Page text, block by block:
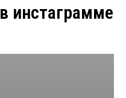
инстаграмме